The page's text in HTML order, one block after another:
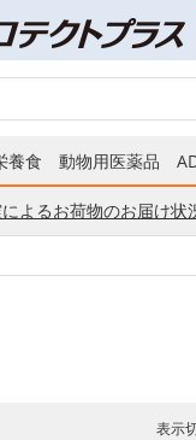
養食 動物用医薬品
よるお荷物のお届け状
表示